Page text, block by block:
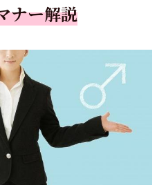
ナー解説